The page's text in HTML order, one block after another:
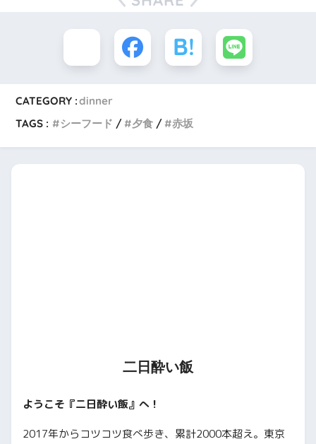
CATEGORY :dinner
TAGS :
シーフード 夕食 赤坂
二日酔い飯
ようこそ『二日酔い飯』へ！
2017年からコツコツ食べ歩き、累計2000本超え。東京